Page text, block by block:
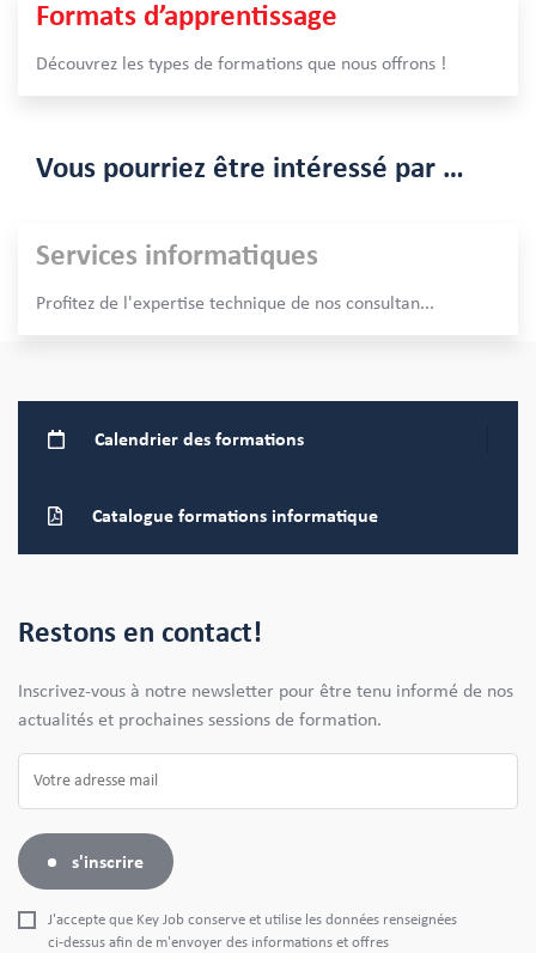
Formats d’apprentissage
Découvrez les types de formations que nous offrons !
Vous pourriez être intéressé par …
Services informatiques
Profitez de l'expertise technique de nos consultan...
Calendrier des formations
Catalogue formations informatique
Restons en contact!
Inscrivez-vous à notre newsletter pour être tenu informé de nos
actualités et prochaines sessions de formation.
s'inscrire
J'accepte que Key Job conserve et utilise les données renseignées
ci-dessus afin de m'envoyer des informations et offres